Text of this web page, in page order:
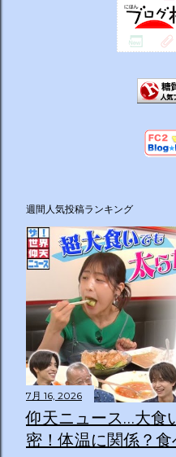
週間人気投稿ランキング
7月 16, 2026
仰天ニュース…大食
密！体温に関係？